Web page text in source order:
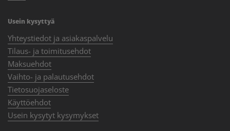
Usein kysyttyä
Yhteystiedot ja asiakaspalvelu
Tilaus- ja toimitusehdot
Maksuehdot
Vaihto- ja palautusehdot
Tietosuojaseloste
Käyttöehdot
Usein kysytyt kysymykset